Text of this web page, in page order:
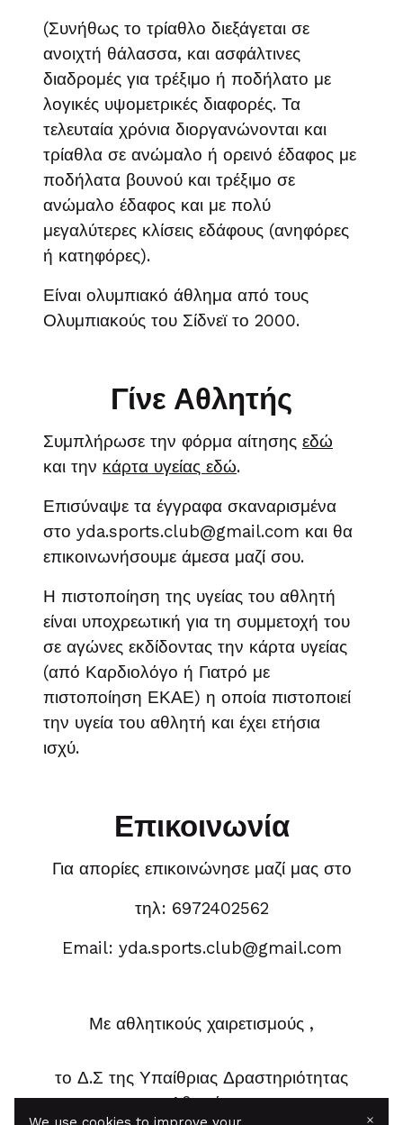
(Συνήθως το τρίαθλο διεξάγεται σε
ανοιχτή θάλασσα, και ασφάλτινες
διαδρομές για τρέξιμο ή ποδήλατο με
λογικές υψομετρικές διαφορές. Τα
τελευταία χρόνια διοργανώνονται και
τρίαθλα σε ανώμαλο ή ορεινό έδαφος με
ποδήλατα βουνού και τρέξιμο σε
ανώμαλο έδαφος και με πολύ
μεγαλύτερες κλίσεις εδάφους (ανηφόρες
ή κατηφόρες).
Είναι ολυμπιακό άθλημα από τους
Ολυμπιακούς του Σίδνεϊ το 2000.
Γίνε Αθλητής
Συμπλήρωσε την φόρμα αίτησης εδώ
και την κάρτα υγείας εδώ.
Επισύναψε τα έγγραφα σκαναρισμένα
στο yda.sports.club@gmail.com και θα
επικοινωνήσουμε άμεσα μαζί σου.
Η πιστοποίηση της υγείας του αθλητή
είναι υποχρεωτική για τη συμμετοχή του
σε αγώνες εκδίδοντας την κάρτα υγείας
(από Καρδιολόγο ή Γιατρό με
πιστοποίηση ΕΚΑΕ) η οποία πιστοποιεί
την υγεία του αθλητή και έχει ετήσια
ισχύ.
Επικοινωνία
Για απορίες επικοινώνησε μαζί μας στο
τηλ: 6972402562
Email: yda.sports.club@gmail.com
×
Με αθλητικούς χαιρετισμούς ,
το Δ.Σ της Υπαίθριας Δραστηριότητας
Αθηνών